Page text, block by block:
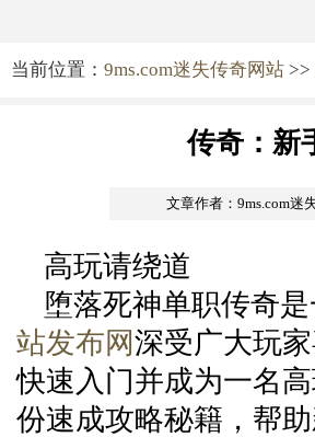
当前位置： 9ms.com迷失传奇网站 >>
传奇：新
文章作者：9ms.com迷
高玩请绕道
堕落死神单职传奇
站发布网深受广大玩
快速入门并成为一名
份速成攻略秘籍，帮